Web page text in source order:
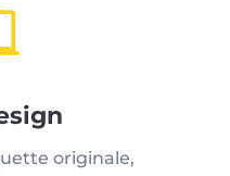
originale,